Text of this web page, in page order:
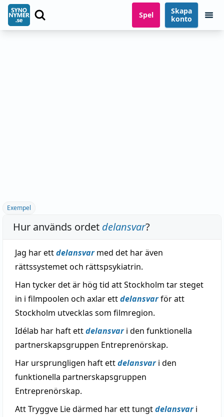
Spel
Skapa
konto
Exempel
Hur används ordet delansvar?
Jag har ettdelansvarmed det har även
rättssystemet och rättspsykiatrin.
Han tycker det är hög tid att Stockholm tar steget
in i filmpoolen och axlar ettdelansvarför att
Stockholm utvecklas som filmregion.
Idélab har haft ettdelansvari den funktionella
partnerskapsgruppen Entreprenörskap.
Har ursprungligen haft ettdelansvari den
funktionella partnerskapsgruppen
Entreprenörskap.
Att Tryggve Lie därmed har ett tungtdelansvari